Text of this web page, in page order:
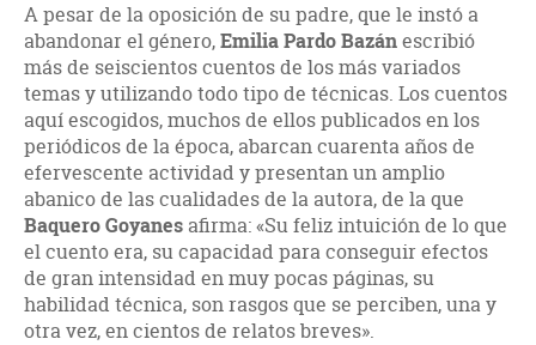
A pesar de la oposición de su padre, que le instó a
abandonar el género,Emilia Pardo Bazánescribió
más de seiscientos cuentos de los más variados
temas y utilizando todo tipo de técnicas. Los cuentos
aquí escogidos, muchos de ellos publicados en los
periódicos de la época, abarcan cuarenta años de
efervescente actividad y presentan un amplio
abanico de las cualidades de la autora, de la que
Baquero Goyanes afirma: «Su feliz intuición de lo que
el cuento era, su capacidad para conseguir efectos
de gran intensidad en muy pocas páginas, su
habilidad técnica, son rasgos que se perciben, una y
otra vez, en cientos de relatos breves».